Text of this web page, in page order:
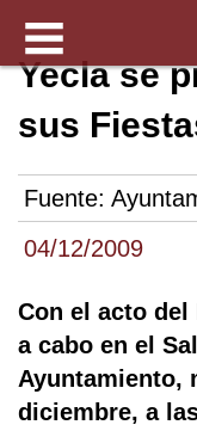
04/12/2009
Yecla se
sus
Fuente:
Con el acto
a cabo en el
Ayuntamiento,
diciembre, a